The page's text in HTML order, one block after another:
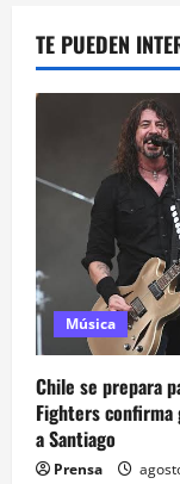
TE PUEDEN
Música
Chile se prepara
Fighters confirma
a Santiago
Prensa